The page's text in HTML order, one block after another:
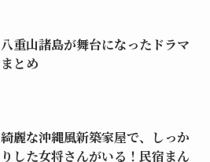
八重山諸島が舞台になったドラマ
まとめ
綺麗な沖縄風新築家屋で、しっか
りした女将さんがいる！民宿まん